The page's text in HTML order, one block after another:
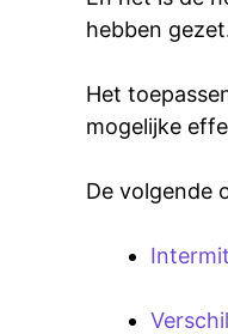
hebben
Het
mogelijke
De volgende